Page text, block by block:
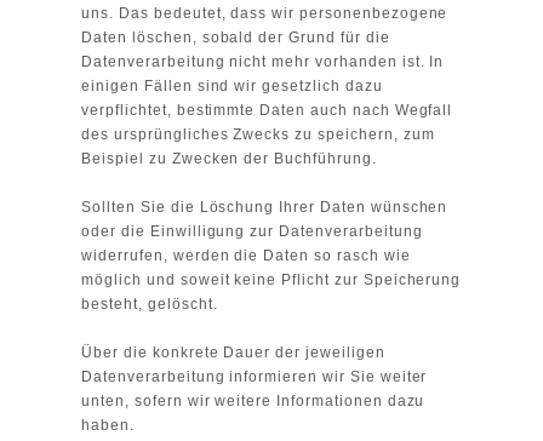
uns. Das bedeutet, dass wir personenbezogene
Daten löschen, sobald der Grund für die
Datenverarbeitung nicht mehr vorhanden ist. In
einigen Fällen sind wir gesetzlich dazu
verpflichtet, bestimmte Daten auch nach Wegfall
des ursprüngliches Zwecks zu speichern, zum
Beispiel zu Zwecken der Buchführung.
Sollten Sie die Löschung Ihrer Daten wünschen
oder die Einwilligung zur Datenverarbeitung
widerrufen, werden die Daten so rasch wie
möglich und soweit keine Pflicht zur Speicherung
besteht, gelöscht.
Über die konkrete Dauer der jeweiligen
Datenverarbeitung informieren wir Sie weiter
unten, sofern wir weitere Informationen dazu
haben.